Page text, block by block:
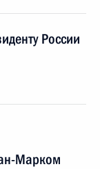
России
Марком